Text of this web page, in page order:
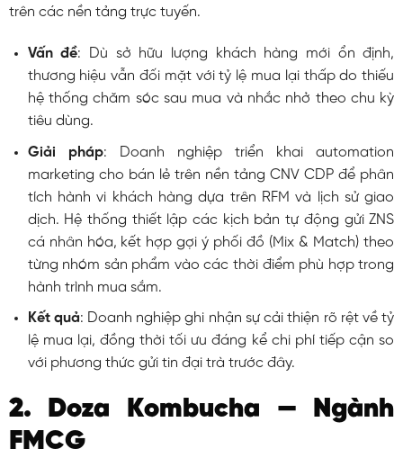
trên các nền tảng trực tuyến.
Vấn đề: Dù sở hữu lượng khách hàng mới ổn định,
thương hiệu vẫn đối mặt với tỷ lệ mua lại thấp do thiếu
hệ thống chăm sóc sau mua và nhắc nhở theo chu kỳ
tiêu dùng.
Giải pháp: Doanh nghiệp triển khai automation
marketing cho bán lẻ trên nền tảng CNV CDP để phân
tích hành vi khách hàng dựa trên RFM và lịch sử giao
dịch. Hệ thống thiết lập các kịch bản tự động gửi ZNS
cá nhân hóa, kết hợp gợi ý phối đồ (Mix & Match) theo
từng nhóm sản phẩm vào các thời điểm phù hợp trong
hành trình mua sắm.
Kết quả: Doanh nghiệp ghi nhận sự cải thiện rõ rệt về tỷ
lệ mua lại, đồng thời tối ưu đáng kể chi phí tiếp cận so
với phương thức gửi tin đại trà trước đây.
2. Doza Kombucha — Ngành
FMCG